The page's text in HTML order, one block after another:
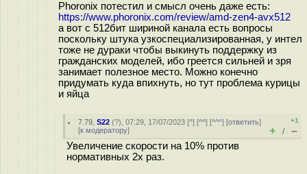
Phoronix потестил и смысл очень даже есть:
https://www.phoronix.com/review/amd-zen4-avx512
а вот с 512бит шириной канала есть вопросы
поскольку штука узкоспециализированная, у интел
тоже не дураки чтобы выкинуть поддержку из
гражданских моделей, ибо греется сильней и зря
занимает полезное место. Можно конечно
придумать куда впихнуть, но тут проблема курицы
и яйца
7.79 ,S22 (?), 07:29, 17/07/2023 [^] [^^] [^^^] [ответить]
[к модератору]
+1
+ / –
Увеличение скорости на 10% против
нормативных 2х раз.